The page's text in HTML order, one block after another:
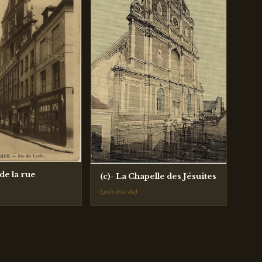
la rue (c)- La Chapelle des Jésuites
Lycée (rue du)